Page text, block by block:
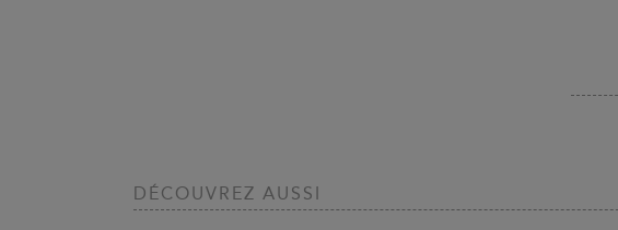
DÉCOUVREZ AUSSI